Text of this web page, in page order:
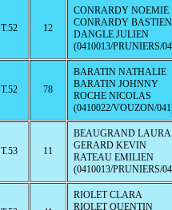
T.52 12
CONRARDY NOEMIE
CONRARDY BASTIEN
DANGLE JULIEN
(0410013/PRUNIERS/
T.52 78
BARATIN NATHALIE
BARATIN JOHNNY
ROCHE NICOLAS
(0410022/VOUZON/
T.53 11
BEAUGRAND LAURA
GERARD KEVIN
RATEAU EMILIEN
(0410013/PRUNIERS/
RIOLET CLARA
RIOLET QUENTIN